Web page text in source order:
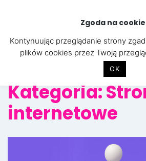
Kategoria:
internetowe
Zgoda na
Kontynuując przeglądanie strony
plików cookies przez Twoją
OK